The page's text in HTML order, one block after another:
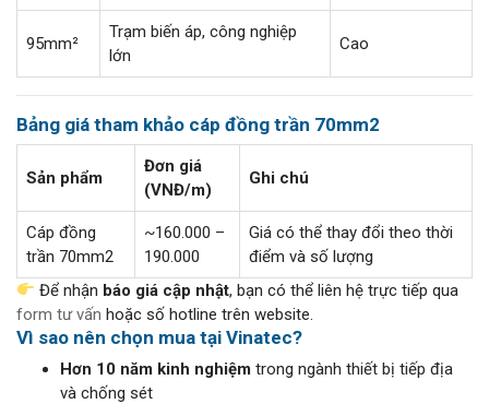
95mm²
Trạm biến áp, công nghiệp
lớn
Cao
Bảng giá tham khảo cáp đồng trần 70mm2
Sản phẩm
Đơn giá
(VNĐ/m)
Ghi chú
Cáp đồng
trần 70mm2
~160.000 –
190.000
Giá có thể thay đổi theo thời
điểm và số lượng
Để nhận báo giá cập nhật, bạn có thể liên hệ trực tiếp qua
form tư vấn hoặc số hotline trên website.
Vì sao nên chọn mua tại Vinatec?
Hơn 10 năm kinh nghiệm trong ngành thiết bị tiếp địa
và chống sét